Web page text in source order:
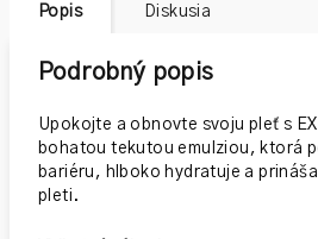
Popis Diskusia
Podrobný popis
Upokojte a obnovte svoju pleť s
bohatou tekutou emulziou, ktorá
bariéru, hlboko hydratuje a
pleti.